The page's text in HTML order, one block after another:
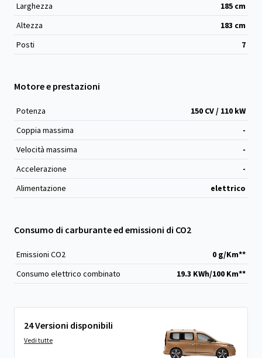
Larghezza
185 cm
Altezza
183 cm
Posti
7
Motore e prestazioni
Potenza
150 CV / 110 kW
Coppia massima
-
Velocità massima
-
Accelerazione
-
Alimentazione
elettrico
Consumo di carburante ed emissioni di CO2
Emissioni CO2
0 g/Km**
Consumo elettrico combinato
19.3 KWh/100 Km**
24 Versioni disponibili
Vedi tutte